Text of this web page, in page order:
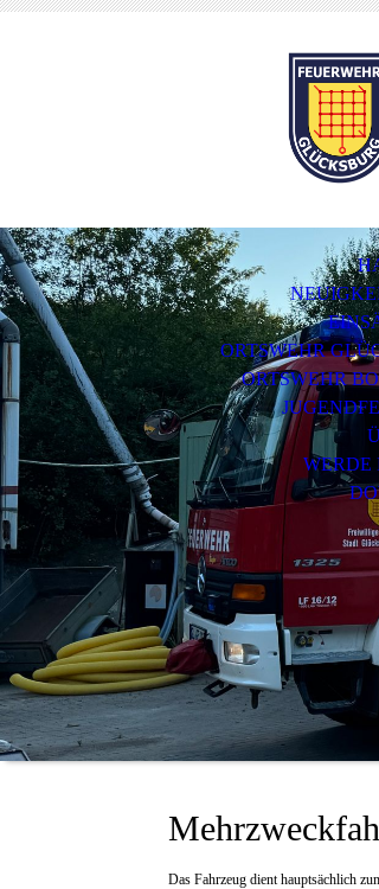
ORTSWEHR
ORTSWEHR
WERDE
Das Fahrzeug dient hauptsächlich